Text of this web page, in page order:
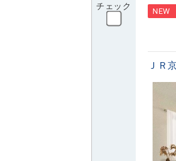
チェック
NEW
ＪＲ